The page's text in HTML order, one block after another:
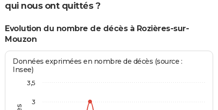
qui nous ont quittés ?
Evolution du nombre de décès à Rozières-sur-
Mouzon
Données exprimées en nombre de décès (source :
Insee)
3
3,5